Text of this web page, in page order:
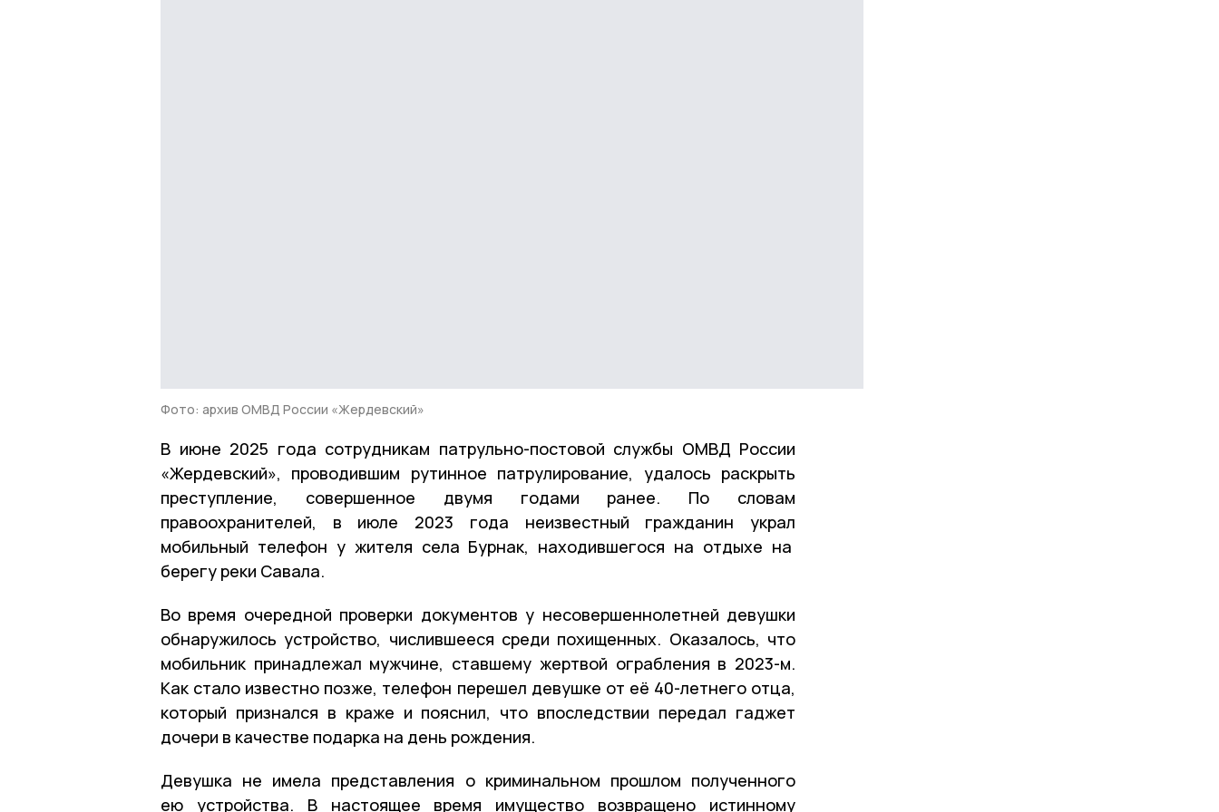
Фото: архив ОМВД России «Жердевский»
В июне 2025 года сотрудникам патрульно-постовой службы ОМВД России
«Жердевский», проводившим рутинное патрулирование, удалось раскрыть
преступление, совершенное двумя годами ранее. По словам
правоохранителей, в июле 2023 года неизвестный гражданин украл
мобильный телефон у жителя села Бурнак, находившегося на отдыхе на
берегу реки Савала.
Во время очередной проверки документов у несовершеннолетней девушки
обнаружилось устройство, числившееся среди похищенных. Оказалось, что
мобильник принадлежал мужчине, ставшему жертвой ограбления в 2023-м.
Как стало известно позже, телефон перешел девушке от её 40-летнего отца,
который признался в краже и пояснил, что впоследствии передал гаджет
дочери в качестве подарка на день рождения.
Девушка не имела представления о криминальном прошлом полученного
ею устройства. В настоящее время имущество возвращено истинному